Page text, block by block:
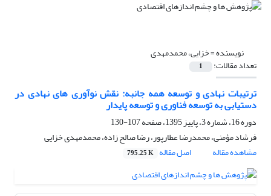
نویسنده =خزایی، محمدمهدی
تعداد مقالات: 1
ترتیبات نهادی و توسعه همه جانبه: نقش نوآوری های نهادی در
دستیابی به توسعه فناوری و توسعه پایدار
دوره 16، شماره 3، پاییز 1395، صفحه
107-130
فرشاد مؤمنی، محمدرضا عطارپور، رضا صالح زاده، محمدمهدی خزایی
مشاهده مقاله
اصل مقاله 795.25 K